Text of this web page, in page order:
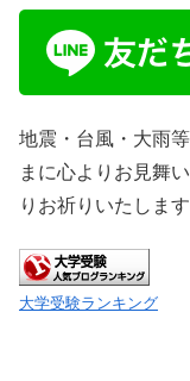
地震・台風・大雨
まに心よりお見舞
りお祈りいたします
大学受験ランキング